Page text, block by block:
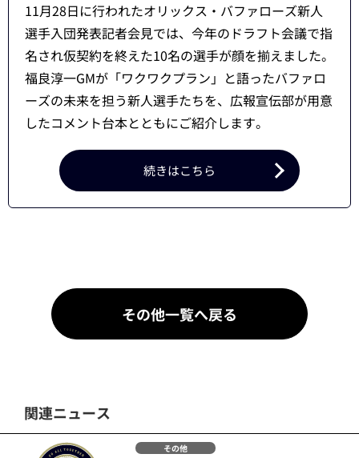
11月28日に行われたオリックス・バファローズ新人
選手入団発表記者会見では、今年のドラフト会議で指
名され仮契約を終えた10名の選手が顔を揃えました。
福良淳一GMが「ワクワクプラン」と語ったバファロ
ーズの未来を担う新人選手たちを、広報宣伝部が用意
したコメント台本とともにご紹介します。
続きはこちら
その他一覧へ戻る
関連ニュース
その他